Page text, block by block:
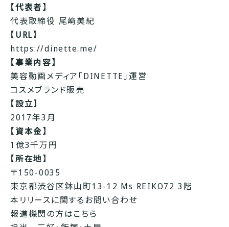
【代表者】
代表取締役 尾﨑美紀
【URL】
https://dinette.me/
【事業内容】
美容動画メディア「DINETTE」運営
コスメブランド販売
【設立】
2017年3月
【資本金】
1億3千万円
【所在地】
〒150-0035
東京都渋谷区鉢山町13-12 Ms REIKO72 3階
本リリースに関するお問い合わせ
報道機関の方はこちら